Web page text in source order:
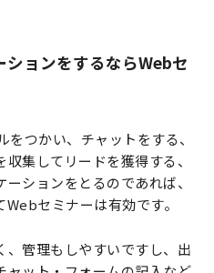
ョンをするならWebセ
つかい、チャットをする、
集してリードを獲得する、
ションをとるのであれば、
セミナーは有効です。
、管理もしやすいですし、出